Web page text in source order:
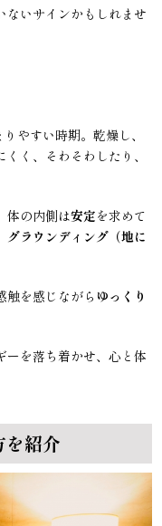
ないサインかもしれませ
やすい時期。乾燥し、
く、そわそわしたり、
体の内側は安定を求めて
グラウンディング（地に
触を感じながら ゆっくり
ーを落ち着かせ、心と体
を紹介